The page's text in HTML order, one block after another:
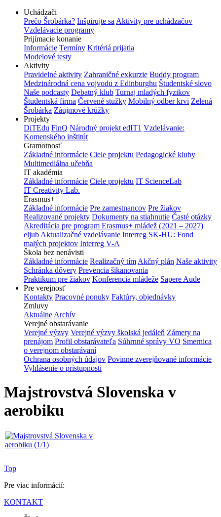
Uchádzači
Prečo Šrobárka? Inšpirujte sa Aktivity pre uchádzačov
Vzdelávacie programy
Prijímacie konanie
Informácie Termíny Kritériá prijatia
Modelové testy
Aktivity
Pravidelné aktivity Zahraničné exkurzie Buddy program
Medzinárodná cena vojvodu z Edinburghu Študentské slovo
Naše podcasty Debatný klub Turnaj mladých fyzikov
Študentská firma Červené stužky Mobilný odber krvi Zelená
Šrobárka Záujmové krúžky
Projekty
DiTEdu FinQ Národný projekt edIT1 Vzdelávanie:
Komenského inštitút
Gramotnosť
Základné informácie Ciele projektu Pedagogické kluby
Multimediálna učebňa
IT akadémia
Základné informácie Ciele projektu IT ScienceLab
IT Creativity Lab.
Erasmus+
Základné informácie Pre zamestnancov Pre žiakov
Realizované projekty Dokumenty na stiahnutie Časté otázky
Akreditácia pre program Erasmus+ mládež (2021 – 2027)
eljub Aktualizačné vzdelávanie Interreg SK-HU: Fond
malých projektov Interreg V-A
Škola bez nenávisti
Základné informácie Realizačný tím Akčný plán Naše aktivity
Schránka dôvery Prevencia šikanovania
Praktikum pre žiakov Konferencia mládeže Sapere Aude
Pre verejnosť
Kontakty Pracovné ponuky Faktúry, objednávky
Zmluvy
Aktuálne Archív
Verejné obstarávanie
Verejné výzvy Verejné výzvy školská jedáleň Zámery na
prenájom Profil obstarávateľa Súhrnné správy VO Smernica
o verejnom obstarávaní
Ochrana osobných údajov Povinne zverejňované informácie
Vyhlásenie o prístupnosti
Majstrovstvá Slovenska v
aerobiku
Top
Pre viac informácií:
KONTAKT